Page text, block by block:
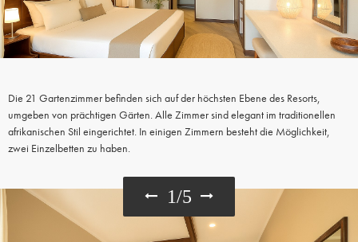
Die 21 Gartenzimmer befinden sich auf der höchsten Ebene des Resorts,
umgeben von prächtigen Gärten. Alle Zimmer sind elegant im traditionellen
afrikanischen Stil eingerichtet. In einigen Zimmern besteht die Möglichkeit,
zwei Einzelbetten zu haben.
1/5